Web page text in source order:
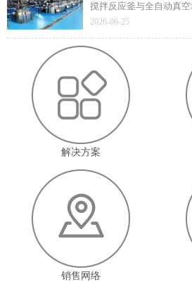
搅拌反应釜与全自动真
借技术先进性与成熟应
获得省级官方认定。
2026-06-25
解决方案
销售网络